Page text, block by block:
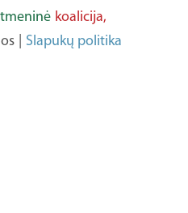
koalicija,
Slapukų politika